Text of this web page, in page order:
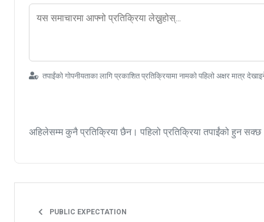
तपाईंको गोपनीयताका लागि प्रकाशित प्रतिक्रियामा नामको पहिलो अक्षर मात्र
अहिलेसम्म कुनै प्रतिक्रिया छैन। पहिलो प्रतिक्रिया तपाईंको हुन
PUBLIC EXPECTATION